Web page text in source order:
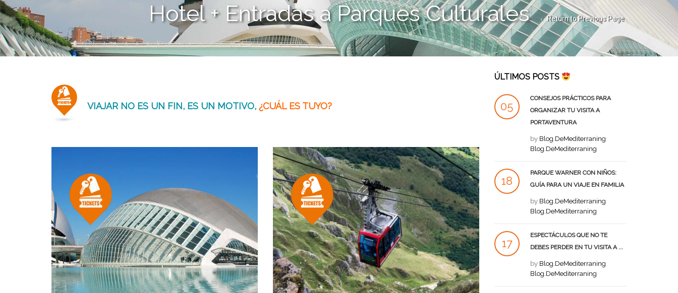
Hotel + Entradas a Parques Culturales Return to Previous Page
VIAJAR NO ES UN FIN, ES UN MOTIVO, ¿CUÁL ES TUYO?
ÚLTIMOS POSTS
05
CONSEJOS PRÁCTICOS PARA
ORGANIZAR TU VISITA A
PORTAVENTURA
by Blog.DeMediterraning
Blog.DeMediterraning
18
PARQUE WARNER CON NIÑOS:
GUÍA PARA UN VIAJE EN FAMILIA
by Blog.DeMediterraning
Blog.DeMediterraning
17
ESPECTÁCULOS QUE NO TE
DEBES PERDER EN TU VISITA A ...
by Blog.DeMediterraning
Blog.DeMediterraning